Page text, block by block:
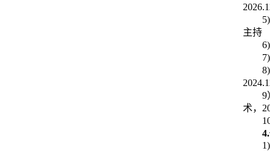
5)
主持
6)
7)
8)
9
术，
4.
1)